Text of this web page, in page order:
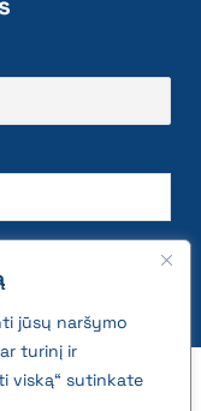
jūsų naršymo
turinį ir
viską“ sutinkate
ūkio duomenų